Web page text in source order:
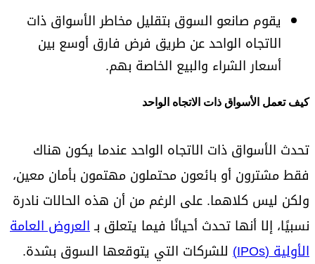
يقوم صانعو السوق بتقليل مخاطر الأسواق ذات
الاتجاه الواحد عن طريق فرض فارق أوسع بين
أسعار الشراء والبيع الخاصة بهم.
كيف تعمل الأسواق ذات الاتجاه الواحد
تحدث الأسواق ذات الاتجاه الواحد عندما يكون هناك
فقط مشترون أو بائعون محتملون مهتمون بأمان معين،
ولكن ليس كلاهما. على الرغم من أن هذه الحالات نادرة
نسبيًا، إلا أنها تحدث أحيانًا فيما يتعلق بـالعروض العامة
الأولية (IPOs)
للشركات التي يتوقعها السوق بشدة.